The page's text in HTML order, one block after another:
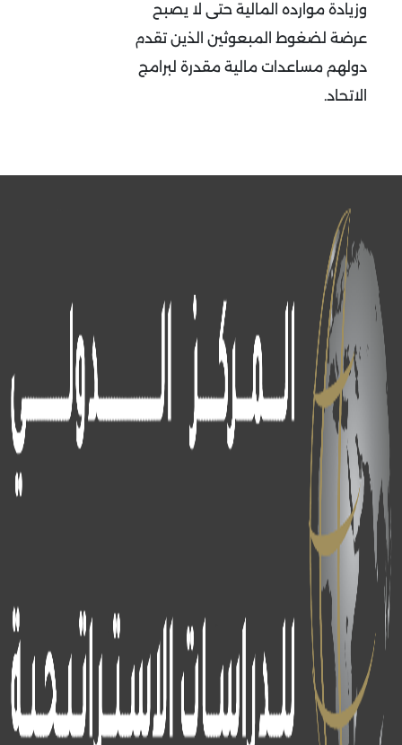
وزيادة موارده المالية حتى لا يصبح
عرضة لضغوط المبعوثين الذين تقدم
دولهم مساعدات مالية مقدرة لبرامج
الاتحاد.